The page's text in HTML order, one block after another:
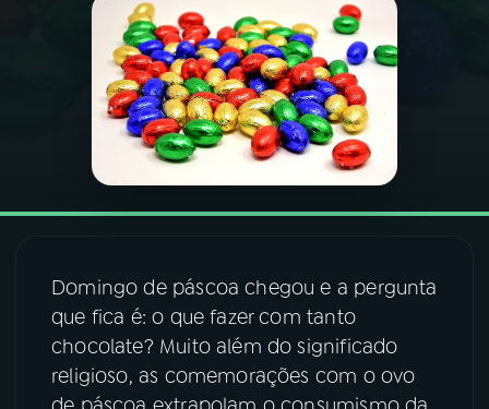
PROGRAMAS
PODCASTS
08FESTIVAL DE MÚSICA
Domingo de páscoa chegou e a pergunta
que fica é: o que fazer com tanto
chocolate? Muito além do significado
religioso, as comemorações com o ovo